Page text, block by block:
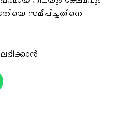
സമീപിച്ചതിനെ